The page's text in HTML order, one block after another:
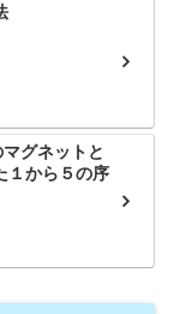
グネットと
１から５の序